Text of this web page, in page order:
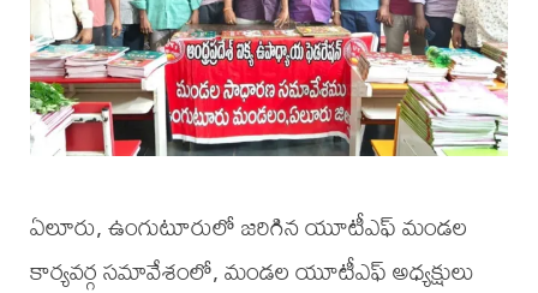
ఏలూరు, ఉంగుటూరులో జరిగిన యూటీఎఫ్ మండల
కార్యవర్గ సమావేశంలో, మండల యూటీఎఫ్ అధ్యక్షులు